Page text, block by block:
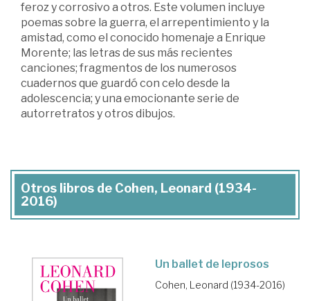
feroz y corrosivo a otros. Este volumen incluye
poemas sobre la guerra, el arrepentimiento y la
amistad, como el conocido homenaje a Enrique
Morente; las letras de sus más recientes
canciones; fragmentos de los numerosos
cuadernos que guardó con celo desde la
adolescencia; y una emocionante serie de
autorretratos y otros dibujos.
Otros libros de Cohen, Leonard (1934-
2016)
Un ballet de leprosos
Cohen, Leonard (1934-2016)